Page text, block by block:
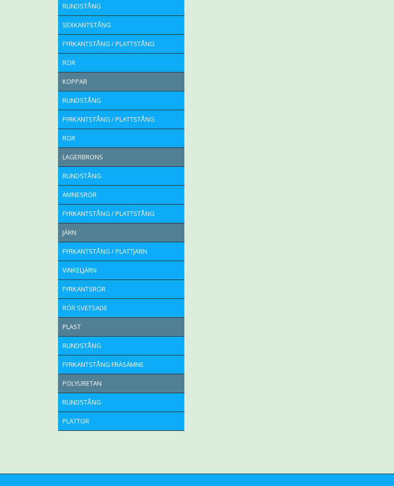
RUNDSTÅNG
SEXKANTSTÅNG
FYRKANTSTÅNG / PLATTSTÅNG
RÖR
KOPPAR
RUNDSTÅNG
FYRKANTSTÅNG / PLATTSTÅNG
RÖR
LAGERBRONS
RUNDSTÅNG
ÄMNESRÖR
FYRKANTSTÅNG / PLATTSTÅNG
JÄRN
FYRKANTSTÅNG / PLATTJÄRN
VINKELJÄRN
FYRKANTSRÖR
RÖR SVETSADE
PLAST
RUNDSTÅNG
FYRKANTSTÅNG FRÄSÄMNE
POLYURETAN
RUNDSTÅNG
PLATTOR